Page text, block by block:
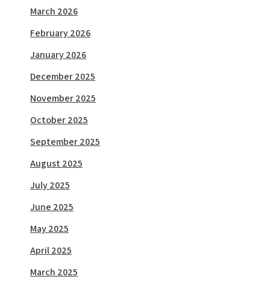
March 2026
February 2026
January 2026
December 2025
November 2025
October 2025
September 2025
August 2025
July 2025
June 2025
May 2025
April 2025
March 2025